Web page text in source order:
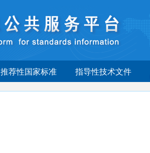
推荐性国家标准 指导性技术文件